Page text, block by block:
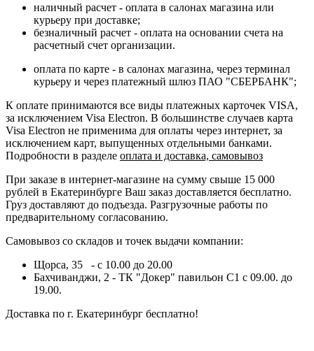
наличный расчет - оплата в салонах магазина или
курьеру при доставке;
безналичный расчет - оплата на основании счета на
расчетный счет организации.
оплата по карте - в салонах магазина, через терминал
курьеру и через платежный шлюз ПАО "СБЕРБАНК";
К оплате принимаются все виды платежных карточек VISA,
за исключением Visa Electron. В большинстве случаев карта
Visa Electron не применима для оплаты через интернет, за
исключением карт, выпущенных отдельными банками.
Подробности в разделе оплата и доставка, самовывоз
При заказе в интернет-магазине на сумму свыше 15 000
рублей в Екатеринбурге Ваш заказ доставляется бесплатно.
Груз доставляют до подъезда. Разгрузочные работы по
предварительному согласованию.
Самовывоз со складов и точек выдачи компании:
Щорса, 35 - с 10.00 до 20.00
Бахчиванджи, 2 - ТК "Докер" павильон С1 с 09.00. до
19.00.
Доставка по г. Екатеринбург бесплатно!